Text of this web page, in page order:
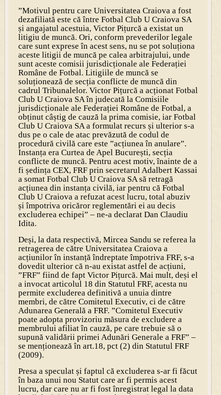
”Motivul pentru care Universitatea Craiova a fost
dezafiliată este că între Fotbal Club U Craiova SA
și angajatul acestuia, Victor Pițurcă a existat un
litigiu de muncă. Ori, conform prevederilor legale
care sunt exprese în acest sens, nu se pot soluționa
aceste litigii de muncă pe calea arbitrajului, unde
sunt aceste comisii jurisdicționale ale Federației
Române de Fotbal. Litigiile de muncă se
soluționează de secția conflicte de muncă din
cadrul Tribunalelor. Victor Pițurcă a acționat Fotbal
Club U Craiova SA în judecată la Comisiile
jurisdicționale ale Federației Române de Fotbal, a
obținut câștig de cauză la prima comisie, iar Fotbal
Club U Craiova SA a formulat recurs și ulterior s-a
dus pe o cale de atac prevăzută de codul de
procedură civilă care este ”acțiunea în anulare”.
Instanța era Curtea de Apel București, secția
conflicte de muncă. Pentru acest motiv, înainte de a
fi ședința CEX, FRF prin secretarul Adalbert Kassai
a somat Fotbal Club U Craiova SA să retragă
acțiunea din instanța civilă, iar pentru că Fotbal
Club U Craiova a refuzat acest lucru, total abuziv
și împotriva oricăror reglementări ei au decis
excluderea echipei” – ne-a declarat Dan Claudiu
Idita.
Deși, la data respectivă, Mircea Sandu se referea la
retragerea de către Univer­sitatea Craiova a
acțiunilor în instanță îndreptate împotriva FRF, s-a
dovedit ulterior că n-au existat astfel de acțiuni,
”FRF” fiind de fapt Victor Pițurcă. Mai mult, deși el
a invocat articolul 18 din Statutul FRF, acesta nu
permite excluderea definitivă a unuia dintre
membri, de către Comitetul Executiv, ci de către
Adunarea Generală a FRF. ”Comitetul Executiv
poate adopta provizoriu măsura de excludere a
membrului afiliat în cauză, pe care trebuie să o
supună validării primei Adunări Generale a FRF” –
se mențio­nează în art.18, pct (2) din Statutul FRF
(2009).
Presa a speculat și faptul că excluderea s-ar fi făcut
în baza unui nou Statut care ar fi permis acest
lucru, dar care nu ar fi fost înregistrat legal la data